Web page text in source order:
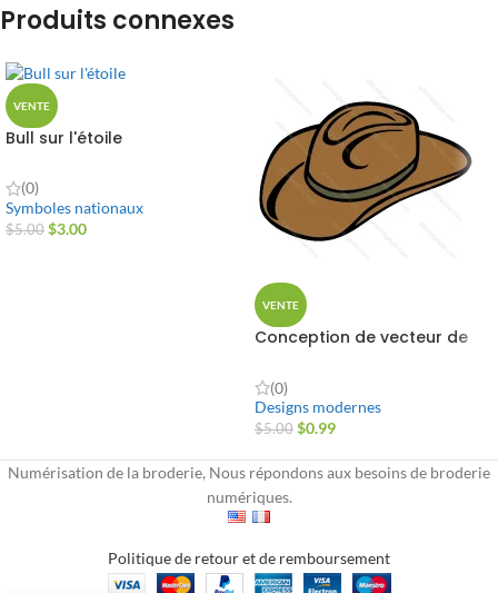
Produits connexes
VENTE
Bull sur l'étoile
(0)
Symboles nationaux
$5.00 $3.00
VENTE
Conception de vecteur de
(0)
Designs modernes
$5.00 $0.99
Numérisation de la broderie, Nous répondons aux besoins de broderie
numériques.
Politique de retour et de remboursement